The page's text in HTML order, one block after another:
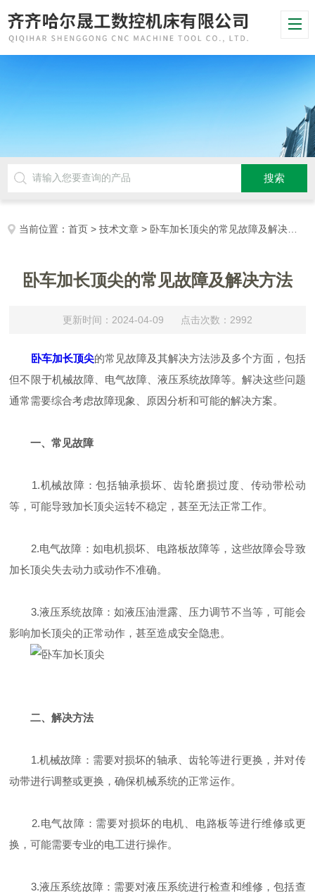
当前位置：首页 >技术文章 > 卧车加长顶尖的常见故障及解决方法
卧车加长顶尖的常见故障及解决方法
更新时间：2024-04-09 点击次数：2992
卧车加长顶尖的常见故障及其解决方法涉及多个方面，包括
但不限于机械故障、电气故障、液压系统故障等。解决这些问题
通常需要综合考虑故障现象、原因分析和可能的解决方案。
一、常见故障
1.机械故障：包括轴承损坏、齿轮磨损过度、传动带松动
等，可能导致加长顶尖运转不稳定，甚至无法正常工作。
2.电气故障：如电机损坏、电路板故障等，这些故障会导致
加长顶尖失去动力或动作不准确。
3.液压系统故障：如液压油泄露、压力调节不当等，可能会
影响加长顶尖的正常动作，甚至造成安全隐患。
二、解决方法
1.机械故障：需要对损坏的轴承、齿轮等进行更换，并对传
动带进行调整或更换，确保机械系统的正常运作。
2.电气故障：需要对损坏的电机、电路板等进行维修或更
换，可能需要专业的电工进行操作。
3.液压系统故障：需要对液压系统进行检查和维修，包括查